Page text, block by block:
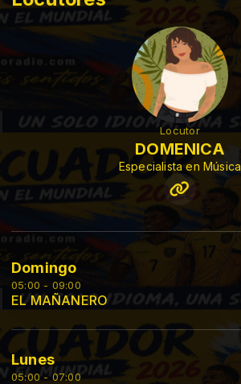
Locutor
DOMENICA
Especialista en Música
Domingo
05:00 - 09:00
EL MAÑANERO
Lunes
05:00 - 07:00